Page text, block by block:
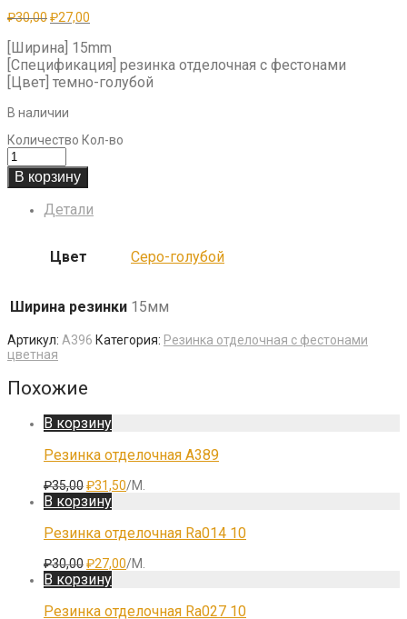
₽30,00Первоначальная
составляла
₽30,00.
₽27,00
₽27,00.
[Ширина] 15mm
[Спецификация] резинка отделочная с фестонами
[Цвет] темно-голубой
В наличии
Количество Кол-во
В корзину
Детали
Цвет Серо-голубой
Ширина резинки 15мм
Артикул: A396 Категория: Резинка отделочная с фестонами
цветная
Похожие
В корзину
Резинка отделочная A389
₽35,00Первоначальная
цена
составляла
₽35,00.
₽31,50Текущая
/М.
В корзину
Резинка отделочная Ra014 10
₽30,00Первоначальная
цена
составляла
₽30,00.
₽27,00Текущая
/М.
В корзину
Резинка отделочная Ra027 10